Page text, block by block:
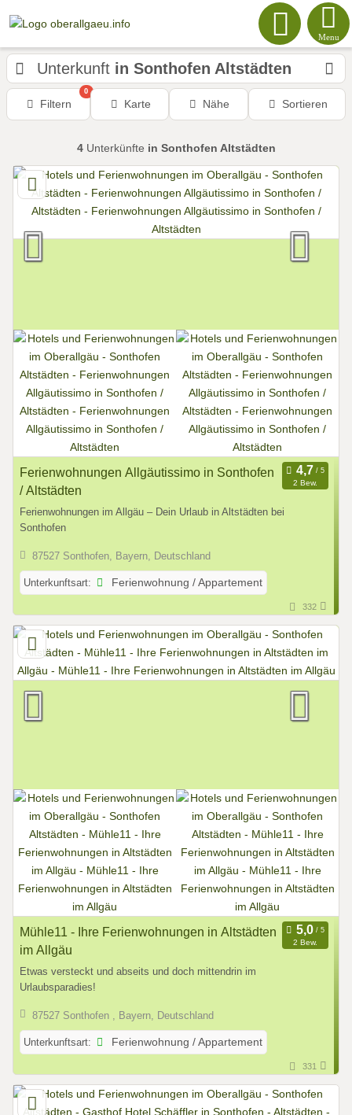
Menu
Unterkunft in Sonthofen Altstädten
Filtern
0
Karte Nähe Sortieren
4Unterkünfte in Sonthofen Altstädten
Ferienwohnungen Allgäutissimo in Sonthofen
/ Altstädten
2 Bew.
Ferienwohnungen im Allgäu – Dein Urlaub in Altstädten bei
Sonthofen
87527 Sonthofen, Bayern, Deutschland
Unterkunftsart: Ferienwohnung / Appartement
332
Mühle11 - Ihre Ferienwohnungen in Altstädten
im Allgäu
2 Bew.
Etwas versteckt und abseits und doch mittendrin im
Urlaubsparadies!
87527 Sonthofen , Bayern, Deutschland
Unterkunftsart: Ferienwohnung / Appartement
331